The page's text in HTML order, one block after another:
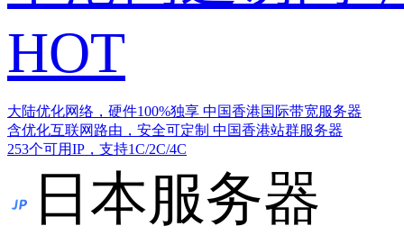
HOT
大陆优化网络，硬件100%独享 中国香港国际带宽服务器
含优化互联网路由，安全可定制 中国香港站群服务器
253个可用IP，支持1C/2C/4C
日本服务器